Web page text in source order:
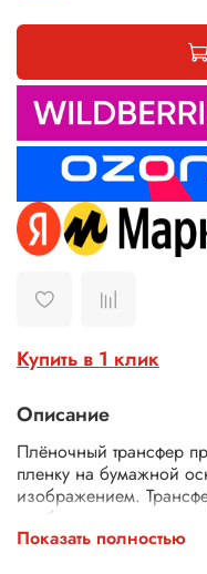
Купить в 1 клик
Описание
Плёночный трансфер
пленку на бумажной
изображением.
изображение, с его
неповторимость и
Показать полностью